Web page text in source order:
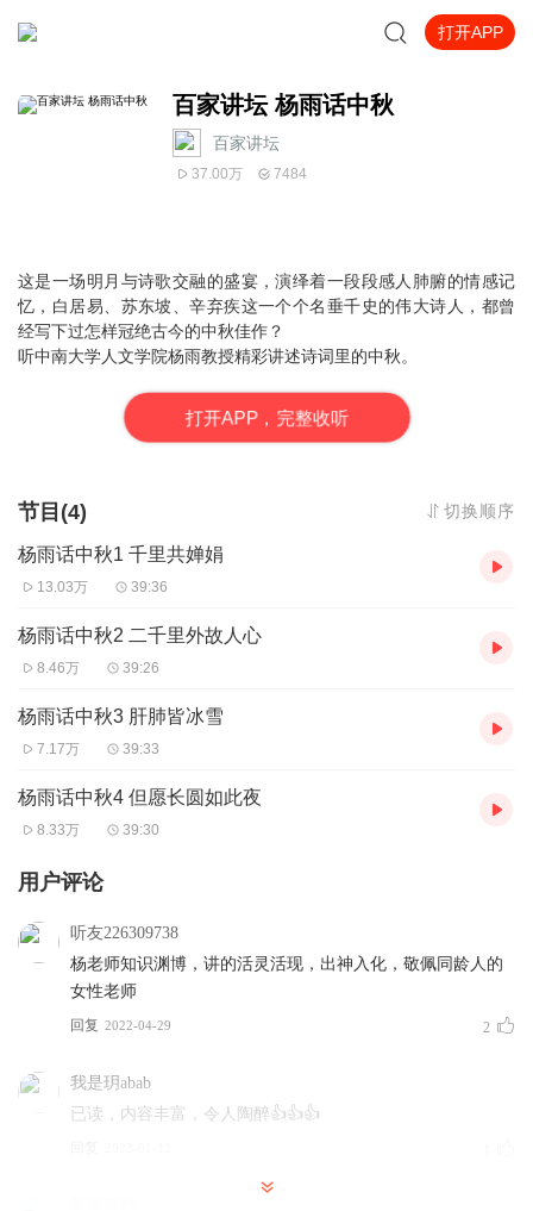
打开APP
百家讲坛 杨雨话中秋
百家讲坛
37.00万 7484
这是一场明月与诗歌交融的盛宴，演绎着一段段感人肺腑的情感记
忆，白居易、苏东坡、辛弃疾这一个个名垂千史的伟大诗人，都曾
经写下过怎样冠绝古今的中秋佳作？
听中南大学人文学院杨雨教授精彩讲述诗词里的中秋。
打开APP，完整收听
节目(4) 切换顺序
杨雨话中秋1 千里共婵娟
13.03万 39:36
杨雨话中秋2 二千里外故人心
8.46万 39:26
杨雨话中秋3 肝肺皆冰雪
7.17万 39:33
杨雨话中秋4 但愿长圆如此夜
8.33万 39:30
用户评论
听友226309738
杨老师知识渊博，讲的活灵活现，出神入化，敬佩同龄人的
女性老师
回复 2022-04-29 2
我是玥abab
已读，内容丰富，令人陶醉👍👍👍